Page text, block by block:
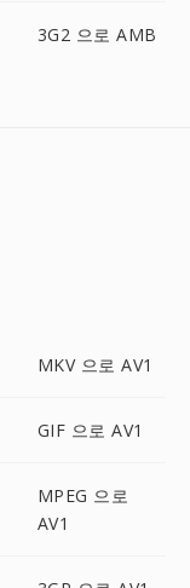
3G2 으로 AMB
MKV 으로 AV1
GIF 으로 AV1
MPEG 으로
AV1